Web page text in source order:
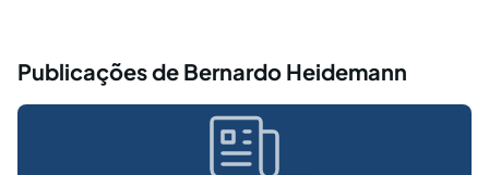
Publicações de Bernardo Heidemann